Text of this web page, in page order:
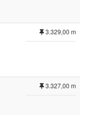
3.329,00 m
3.327,00 m